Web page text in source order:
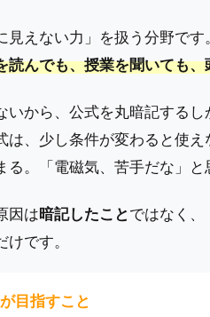
見えない力」を扱う分野です。
読んでも、授業を聞いても
いから、公式を丸暗記するし
は、少し条件が変わると使え
る。「電磁気、苦手だな」と
因は暗記したことではなく、
けです。
目指すこと